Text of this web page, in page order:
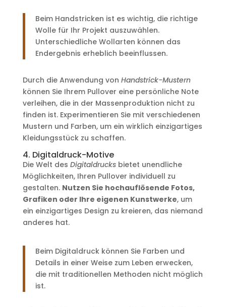
Beim Handstricken ist es wichtig, die richtige
Wolle für Ihr Projekt auszuwählen.
Unterschiedliche Wollarten können das
Endergebnis erheblich beeinflussen.
Durch die Anwendung von Handstrick-Mustern
können Sie Ihrem Pullover eine persönliche Note
verleihen, die in der Massenproduktion nicht zu
finden ist. Experimentieren Sie mit verschiedenen
Mustern und Farben, um ein wirklich einzigartiges
Kleidungsstück zu schaffen.
4. Digitaldruck-Motive
Die Welt des Digitaldrucksbietet unendliche
Möglichkeiten, Ihren Pullover individuell zu
gestalten. Nutzen Sie hochauflösende Fotos,
Grafiken oder Ihre eigenen Kunstwerke, um
ein einzigartiges Design zu kreieren, das niemand
anderes hat.
Beim Digitaldruck können Sie Farben und
Details in einer Weise zum Leben erwecken,
die mit traditionellen Methoden nicht möglich
ist.